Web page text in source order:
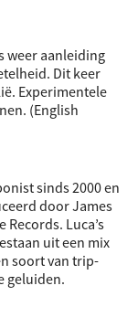
weer aanleiding
Dit keer
Experimentele
(English
sinds 2000 en
door James
Luca’s
uit een mix
soort van trip-
geluiden.